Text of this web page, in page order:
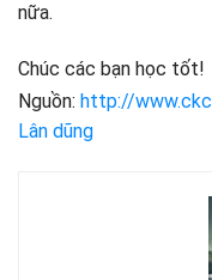
nữa.
Chúc các bạn học tốt!
Nguồn: http://
Lân dũng